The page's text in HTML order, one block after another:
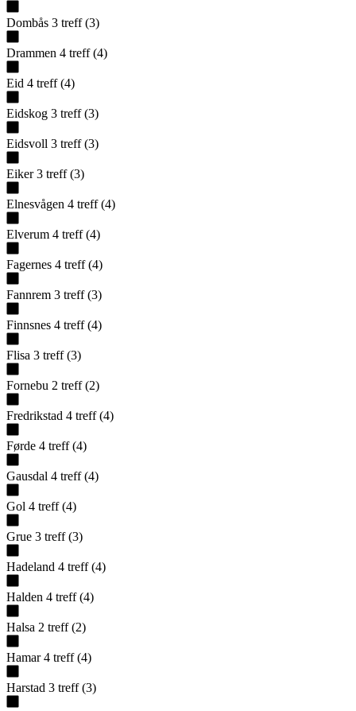
Dombås 3 treff (3)
Drammen 4 treff (4)
Eid 4 treff (4)
Eidskog 3 treff (3)
Eidsvoll 3 treff (3)
Eiker 3 treff (3)
Elnesvågen 4 treff (4)
Elverum 4 treff (4)
Fagernes 4 treff (4)
Fannrem 3 treff (3)
Finnsnes 4 treff (4)
Flisa 3 treff (3)
Fornebu 2 treff (2)
Fredrikstad 4 treff (4)
Førde 4 treff (4)
Gausdal 4 treff (4)
Gol 4 treff (4)
Grue 3 treff (3)
Hadeland 4 treff (4)
Halden 4 treff (4)
Halsa 2 treff (2)
Hamar 4 treff (4)
Harstad 3 treff (3)